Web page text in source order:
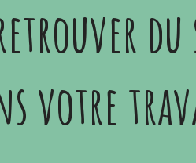
du
votre